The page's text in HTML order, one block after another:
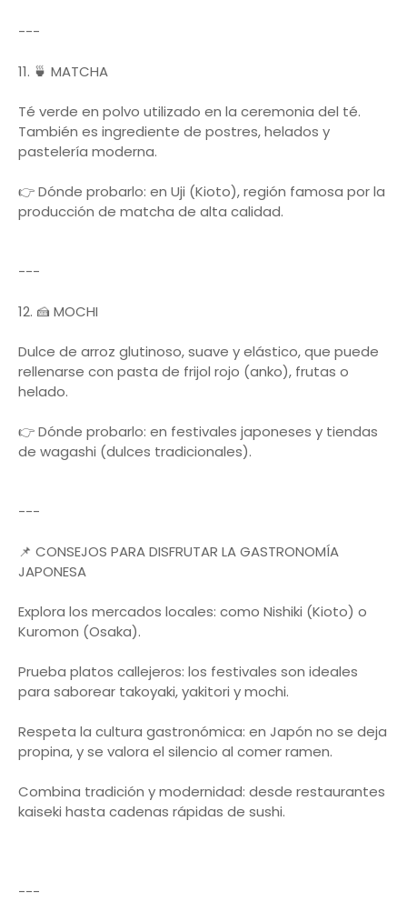
---
11. 🍵 MATCHA
Té verde en polvo utilizado en la ceremonia del té.
También es ingrediente de postres, helados y
pastelería moderna.
👉 Dónde probarlo: en Uji (Kioto), región famosa por la
producción de matcha de alta calidad.
---
12. 🍰 MOCHI
Dulce de arroz glutinoso, suave y elástico, que puede
rellenarse con pasta de frijol rojo (anko), frutas o
helado.
👉 Dónde probarlo: en festivales japoneses y tiendas
de wagashi (dulces tradicionales).
---
📌 CONSEJOS PARA DISFRUTAR LA GASTRONOMÍA
JAPONESA
Explora los mercados locales: como Nishiki (Kioto) o
Kuromon (Osaka).
Prueba platos callejeros: los festivales son ideales
para saborear takoyaki, yakitori y mochi.
Respeta la cultura gastronómica: en Japón no se deja
propina, y se valora el silencio al comer ramen.
Combina tradición y modernidad: desde restaurantes
kaiseki hasta cadenas rápidas de sushi.
---